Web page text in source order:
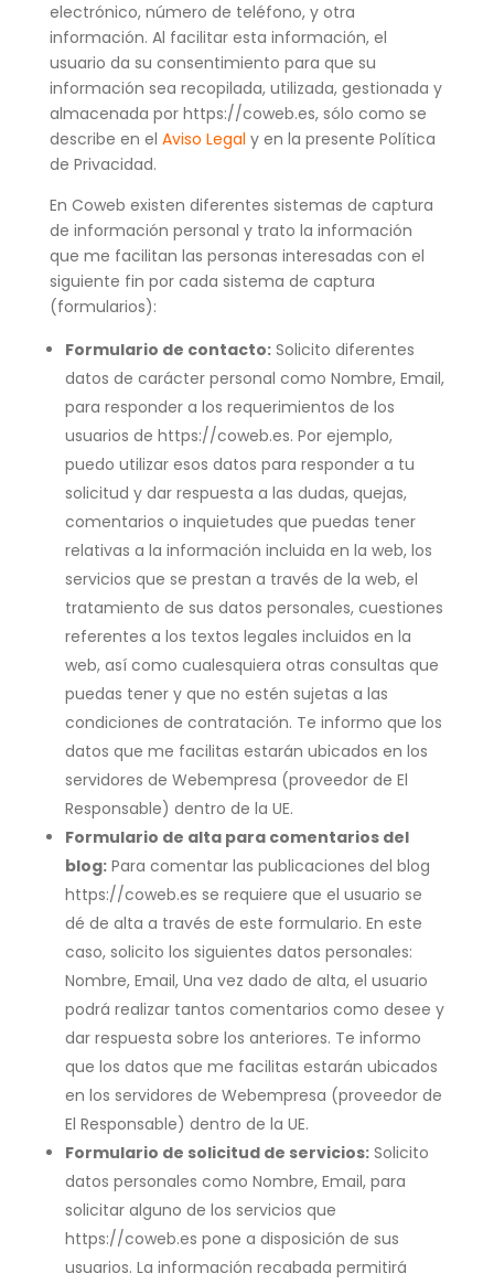
electrónico, número de teléfono, y otra
información. Al facilitar esta información, el
usuario da su consentimiento para que su
información sea recopilada, utilizada, gestionada y
almacenada por https://coweb.es, sólo como se
describe en el Aviso Legal y en la presente Política
de Privacidad.
En Coweb existen diferentes sistemas de captura
de información personal y trato la información
que me facilitan las personas interesadas con el
siguiente fin por cada sistema de captura
(formularios):
Formulario de contacto:Solicito diferentes
datos de carácter personal como Nombre, Email,
para responder a los requerimientos de los
usuarios de https://coweb.es. Por ejemplo,
puedo utilizar esos datos para responder a tu
solicitud y dar respuesta a las dudas, quejas,
comentarios o inquietudes que puedas tener
relativas a la información incluida en la web, los
servicios que se prestan a través de la web, el
tratamiento de sus datos personales, cuestiones
referentes a los textos legales incluidos en la
web, así como cualesquiera otras consultas que
puedas tener y que no estén sujetas a las
condiciones de contratación. Te informo que los
datos que me facilitas estarán ubicados en los
servidores de Webempresa (proveedor de El
Responsable) dentro de la UE.
Formulario de alta para comentarios del
blog:Para comentar las publicaciones del blog
https://coweb.es se requiere que el usuario se
dé de alta a través de este formulario. En este
caso, solicito los siguientes datos personales:
Nombre, Email, Una vez dado de alta, el usuario
podrá realizar tantos comentarios como desee y
dar respuesta sobre los anteriores. Te informo
que los datos que me facilitas estarán ubicados
en los servidores de Webempresa (proveedor de
El Responsable) dentro de la UE.
Formulario de solicitud de servicios:Solicito
datos personales como Nombre, Email, para
solicitar alguno de los servicios que
https://coweb.es pone a disposición de sus
usuarios. La información recabada permitirá